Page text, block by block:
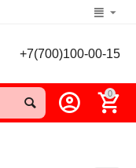
+7(700)100-00-15
0